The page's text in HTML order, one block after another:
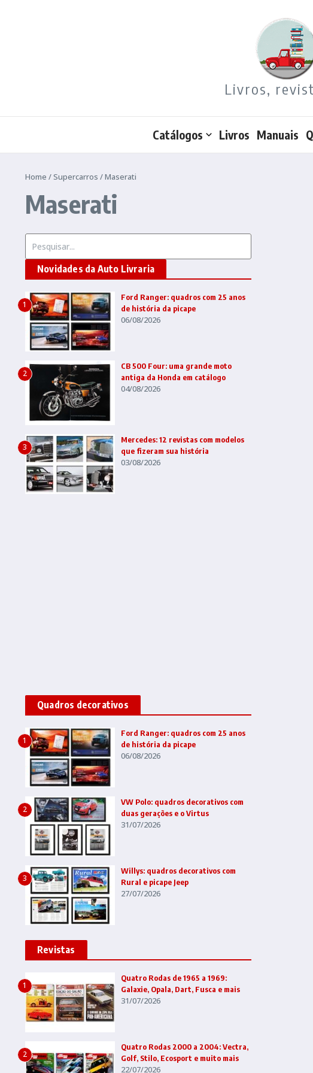
Livros,
Catálogos Livros Manuais
Home /Supercarros /Maserati
Maserati
Novidades da Auto Livraria
1
Ford Ranger: quadros com 25 anos
de história da picape
06/08/2026
2
CB 500 Four: uma grande moto
antiga da Honda em catálogo
04/08/2026
3
Mercedes: 12 revistas com modelos
que fizeram sua história
03/08/2026
Quadros decorativos
1
Ford Ranger: quadros com 25 anos
de história da picape
06/08/2026
2
VW Polo: quadros decorativos com
duas gerações e o Virtus
31/07/2026
3
Willys: quadros decorativos com
Rural e picape Jeep
27/07/2026
Revistas
1
Quatro Rodas de 1965 a 1969:
Galaxie, Opala, Dart, Fusca e mais
31/07/2026
2
Quatro Rodas 2000 a 2004: Vectra,
Golf, Stilo, Ecosport e muito mais
22/07/2026